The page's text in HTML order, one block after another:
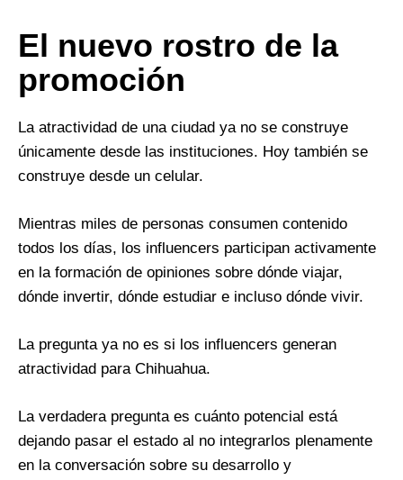
El nuevo rostro de la
promoción
La atractividad de una ciudad ya no se construye
únicamente desde las instituciones. Hoy también se
construye desde un celular.
Mientras miles de personas consumen contenido
todos los días, los influencers participan activamente
en la formación de opiniones sobre dónde viajar,
dónde invertir, dónde estudiar e incluso dónde vivir.
La pregunta ya no es si los influencers generan
atractividad para Chihuahua.
La verdadera pregunta es cuánto potencial está
dejando pasar el estado al no integrarlos plenamente
en la conversación sobre su desarrollo y